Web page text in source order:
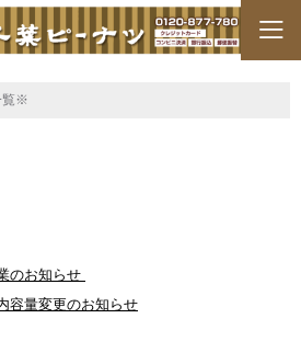
覧※
のお知らせ
容量変更のお知らせ